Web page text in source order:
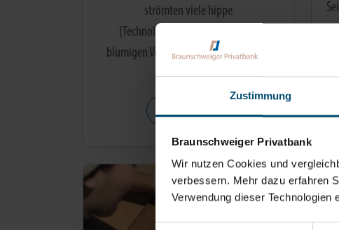
Zustimmung
Braunschweiger Privatbank
Wir nutzen Cookies und
verbessern. Mehr dazu erfahren
Verwendung dieser
strömten viele hippe
(Technologie-)Unternehmen mit
blumigen Versprechen, revolutionären
Ideen und…